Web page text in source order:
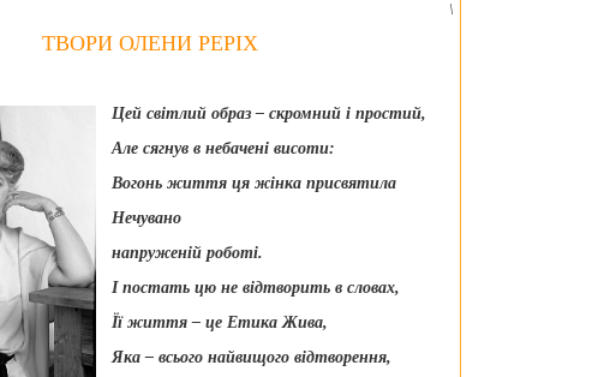
\
ТВОРИ ОЛЕНИ РЕРІХ
Цей світлий образ – скромний і простий,
Але сягнув в небачені висоти:
Вогонь життя ця жінка присвятила
Нечувано
напруженій роботі.
І постать цю не відтворить в словах,
Її життя – це Етика Жива,
Яка – всього найвищого відтворення,